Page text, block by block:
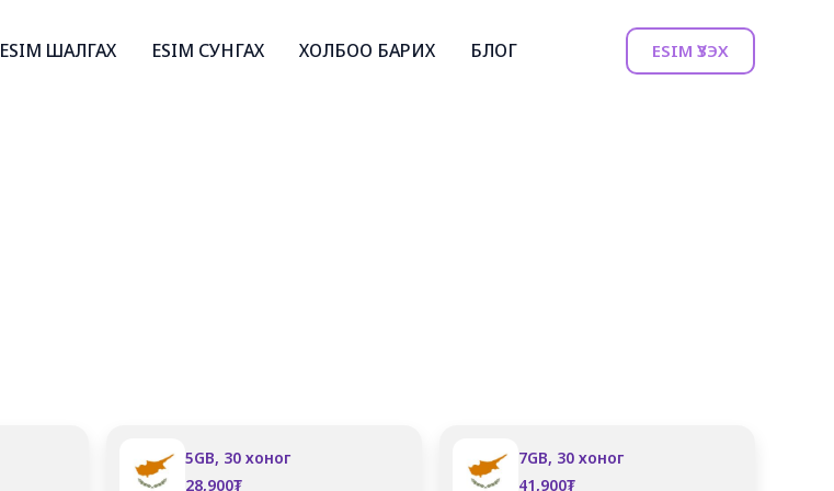
ESIM ШАЛГАХ ESIM СУНГАХ ХОЛБОО БАРИХ БЛОГ ESIM ҮЗЭХ
5GB, 30 хоног
28,900₮
7GB, 30 хоног
41,900₮